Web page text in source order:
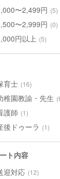
〜2,499円 (5)
〜2,999円 (0)
円以上 (5)
育士 (16)
稚園教諭・先生
護師 (1)
後ドゥーラ (1)
ト内容
迎対応 (12)